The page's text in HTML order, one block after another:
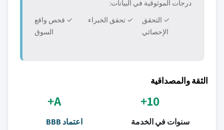
درجات الموثوقية في البيانات:
✓ التحقق
الإحصائي
✓ تحقق الخبراء
✓ فحص واقع
السوق
الثقة والمصداقية
10+
سنوات في الخدمة
A+
اعتماد BBB